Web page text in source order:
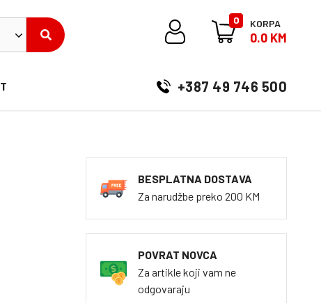
0 KORPA
0.0 KM
+387 49 746 500
BESPLATNA DOSTAVA
Za narudžbe preko 200 KM
POVRAT NOVCA
Za artikle koji vam ne
odgovaraju